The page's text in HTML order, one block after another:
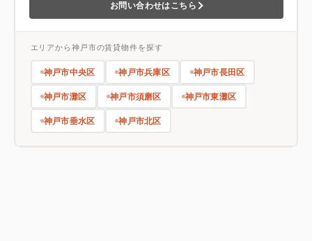
お問い合わせはこちら
エリアから神戸市の賃貸物件を探す
神戸市中央区 神戸市兵庫区 神戸市長田区
神戸市灘区 神戸市須磨区 神戸市東灘区
神戸市垂水区 神戸市北区